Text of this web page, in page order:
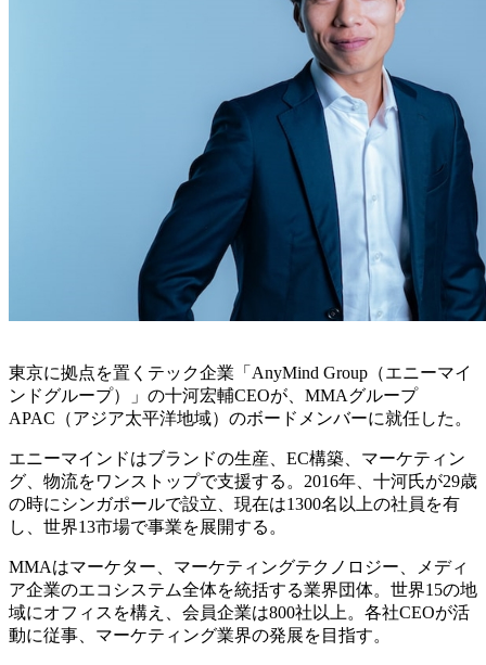
東京に拠点を置くテック企業「AnyMind Group（エニーマイ
ンドグループ）」の十河宏輔CEOが、MMAグループ
APAC（アジア太平洋地域）のボードメンバーに就任した。
エニーマインドはブランドの生産、EC構築、マーケティン
グ、物流をワンストップで支援する。2016年、十河氏が29歳
の時にシンガポールで設立、現在は1300名以上の社員を有
し、世界13市場で事業を展開する。
MMAはマーケター、マーケティングテクノロジー、メディ
ア企業のエコシステム全体を統括する業界団体。世界15の地
域にオフィスを構え、会員企業は800社以上。各社CEOが活
動に従事、マーケティング業界の発展を目指す。